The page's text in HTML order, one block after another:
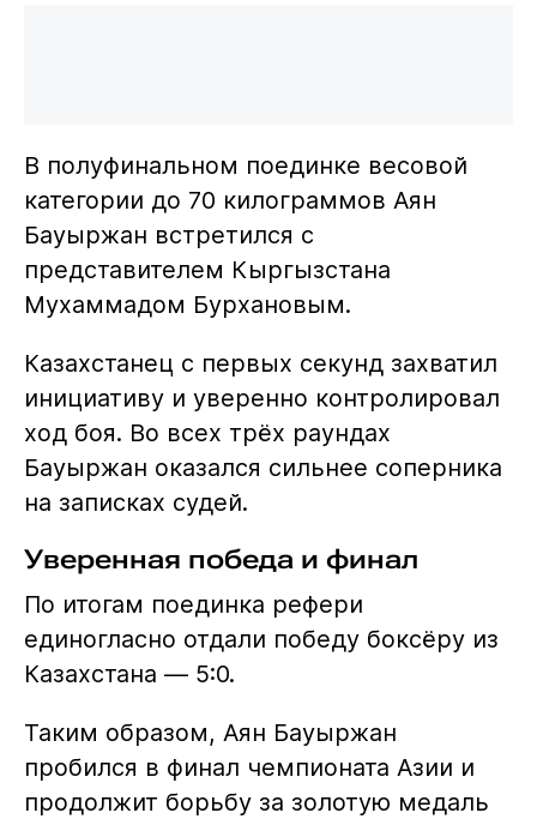
В полуфинальном поединке весовой
категории до 70 килограммов Аян
Бауыржан встретился с
представителем Кыргызстана
Мухаммадом Бурхановым.
Казахстанец с первых секунд захватил
инициативу и уверенно контролировал
ход боя. Во всех трёх раундах
Бауыржан оказался сильнее соперника
на записках судей.
Уверенная победа и финал
По итогам поединка рефери
единогласно отдали победу боксёру из
Казахстана — 5:0.
Таким образом, Аян Бауыржан
пробился в финал чемпионата Азии и
продолжит борьбу за золотую медаль